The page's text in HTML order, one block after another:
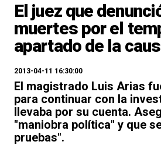
El juez que
muertes por el
apartado de la
2013-04-11 16:30:00
El magistrado Luis Arias
para continuar con la
llevaba por su cuenta.
"maniobra política" y que
pruebas".